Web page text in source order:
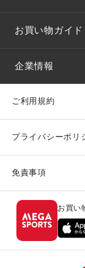
お買い物ガイド
企業情報
ご利用規約
プライバシーポリ
免責事項
お買い